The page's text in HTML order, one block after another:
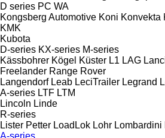
D series PC WA
Kongsberg Automotive Koni Konvekta
KMK
Kubota
D-series KX-series M-series
Kässbohrer Kögel Küster L1 LAG
Freelander Range Rover
Langendorf Leab LeciTrailer Legrand
A-series LTF LTM
Lincoln Linde
R-series
Lister Petter LoadLok Lohr Lombardini
A-series